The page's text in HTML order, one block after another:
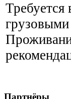
Требуется
грузовыми
Партнёры